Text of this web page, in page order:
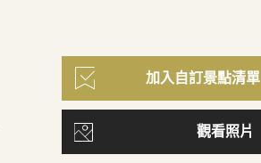
加入自訂景點清單
觀看照片